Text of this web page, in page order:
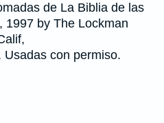
de La Biblia de las
by The Lockman
Usadas con permiso.